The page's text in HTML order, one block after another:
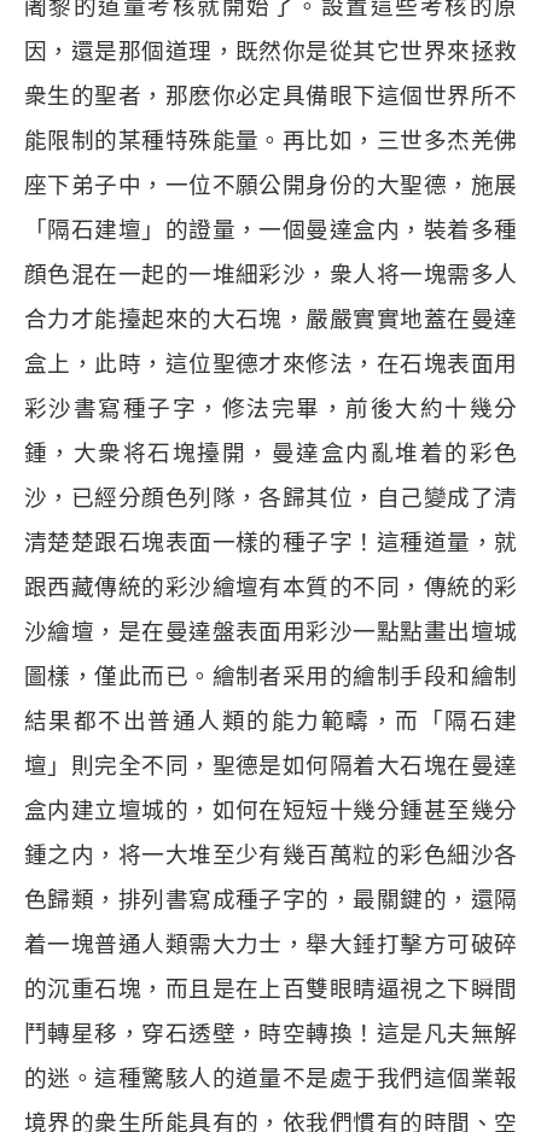
阇黎的道量考核就開始了。設置這些考核的原
因，還是那個道理，既然你是從其它世界來拯救
衆生的聖者，那麽你必定具備眼下這個世界所不
能限制的某種特殊能量。再比如，三世多杰羌佛
座下弟子中，一位不願公開身份的大聖德，施展
「隔石建壇」的證量，一個曼達盒内，裝着多種
顔色混在一起的一堆細彩沙，衆人将一塊需多人
合力才能擡起來的大石塊，嚴嚴實實地蓋在曼達
盒上，此時，這位聖德才來修法，在石塊表面用
彩沙書寫種子字，修法完畢，前後大約十幾分
鍾，大衆将石塊擡開，曼達盒内亂堆着的彩色
沙，已經分顔色列隊，各歸其位，自己變成了清
清楚楚跟石塊表面一樣的種子字！這種道量，就
跟西藏傳統的彩沙繪壇有本質的不同，傳統的彩
沙繪壇，是在曼達盤表面用彩沙一點點畫出壇城
圖樣，僅此而已。繪制者采用的繪制手段和繪制
結果都不出普通人類的能力範疇，而「隔石建
壇」則完全不同，聖德是如何隔着大石塊在曼達
盒内建立壇城的，如何在短短十幾分鍾甚至幾分
鍾之内，将一大堆至少有幾百萬粒的彩色細沙各
色歸類，排列書寫成種子字的，最關鍵的，還隔
着一塊普通人類需大力士，舉大錘打擊方可破碎
的沉重石塊，而且是在上百雙眼睛逼視之下瞬間
鬥轉星移，穿石透壁，時空轉換！這是凡夫無解
的迷。這種驚駭人的道量不是處于我們這個業報
境界的衆生所能具有的，依我們慣有的時間、空